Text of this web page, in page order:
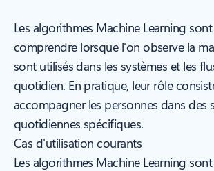
Les algorithmes Machine Learning
comprendre lorsque l'on observe la
sont utilisés dans les systèmes et les
quotidien. En pratique, leur rôle
accompagner les personnes dans des
quotidiennes spécifiques.
Cas d'utilisation courants
Les algorithmes Machine Learning